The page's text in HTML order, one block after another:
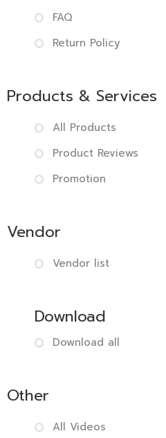
FAQ
Return Policy
Products & Services
All Products
Product Reviews
Promotion
Vendor
Vendor list
Download
Download all
Other
All Videos